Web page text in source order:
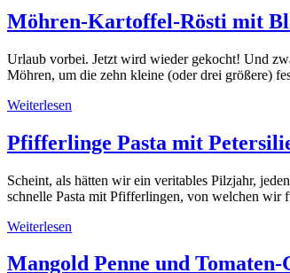
Möhren-Kartoffel-Rösti mit
Urlaub vorbei. Jetzt wird wieder gekocht! Und
Möhren, um die zehn kleine (oder drei größere)
Weiterlesen
Pfifferlinge Pasta mit
Scheint, als hätten wir ein veritables Pilzjahr,
schnelle Pasta mit Pfifferlingen, von welchen wir
Weiterlesen
Mangold Penne und